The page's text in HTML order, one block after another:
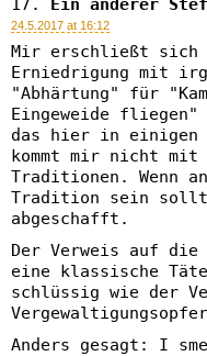
Ein anderer
24.5.2017 at 16:12
Mir erschließt sich
Erniedrigung mit
"Abhärtung" für
Eingeweide
das hier in einigen
kommt mir nicht
Traditionen. Wenn
Tradition sein
abgeschafft.
Der Verweis auf
eine klassische
schlüssig wie der
Anders gesagt: I